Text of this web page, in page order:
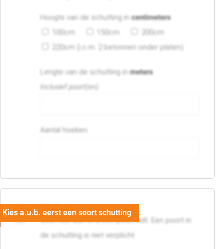
Hoogte van de schutting incentimeters
100cm
150cm
200cm
220cm (i.c.m. 2 betonnen onder platen)
Lengte van de schutting inmeters
Inclusief poort(en)
Aantal hoeken
05. Poort
Geef hier aan of u een poort wilt. Een poort in
de schutting is niet verplicht.